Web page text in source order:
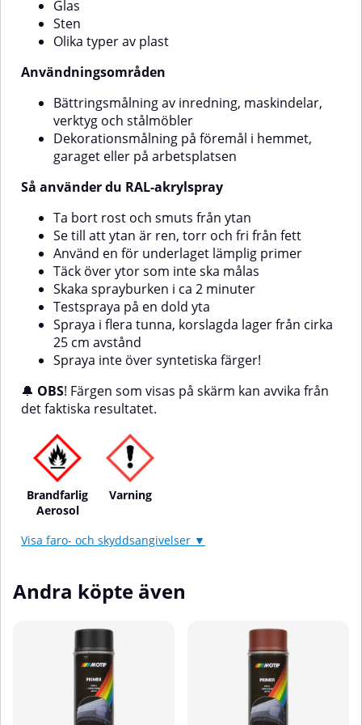
Glas
Sten
Olika typer av plast
Användningsområden
Bättringsmålning av inredning, maskindelar,
verktyg och stålmöbler
Dekorationsmålning på föremål i hemmet,
garaget eller på arbetsplatsen
Så använder du RAL-akrylspray
Ta bort rost och smuts från ytan
Se till att ytan är ren, torr och fri från fett
Använd en för underlaget lämplig primer
Täck över ytor som inte ska målas
Skaka sprayburken i ca 2 minuter
Testspraya på en dold yta
Spraya i flera tunna, korslagda lager från cirka
25 cm avstånd
Spraya inte över syntetiska färger!
🔔 OBS! Färgen som visas på skärm kan avvika från
det faktiska resultatet.
Brandfarlig
Aerosol
Varning
Visa faro- och skyddsangivelser ▼
Andra köpte även